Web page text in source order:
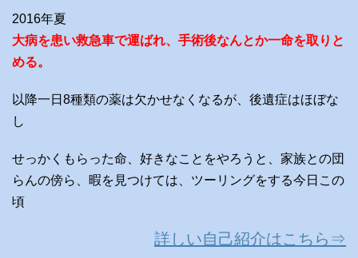
2016年夏
大病を患い救急車で運ばれ、手術後なんとか一命を取りと
める。
以降一日8種類の薬は欠かせなくなるが、後遺症はほぼな
し
せっかくもらった命、好きなことをやろうと、家族との団
らんの傍ら、暇を見つけては、ツーリングをする今日この
頃
詳しい自己紹介はこちら⇒